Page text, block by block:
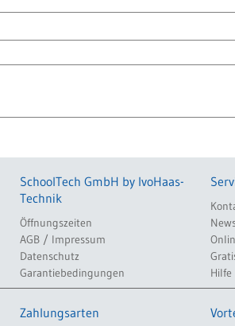
SchoolTech GmbH by IvoHaas-
Technik
Öffnungszeiten
AGB / Impressum
Datenschutz
Garantiebedingungen
Hilfe
Zahlungsarten